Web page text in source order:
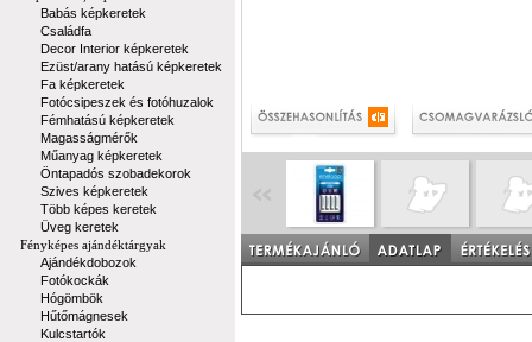
Babás képkeretek
Családfa
Decor Interior képkeretek
Ezüst/arany hatású képkeretek
Fa képkeretek
Fotócsipeszek és fotóhuzalok
Fémhatású képkeretek
Magasságmérők
Műanyag képkeretek
Öntapadós szobadekorok
Szives képkeretek
Több képes keretek
Üveg keretek
Fényképes ajándéktárgyak
Ajándékdobozok
Fotókockák
Hógömbök
Hűtőmágnesek
Kulcstartók